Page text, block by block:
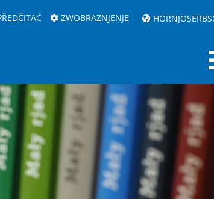
ZWOBRAZNJENJE